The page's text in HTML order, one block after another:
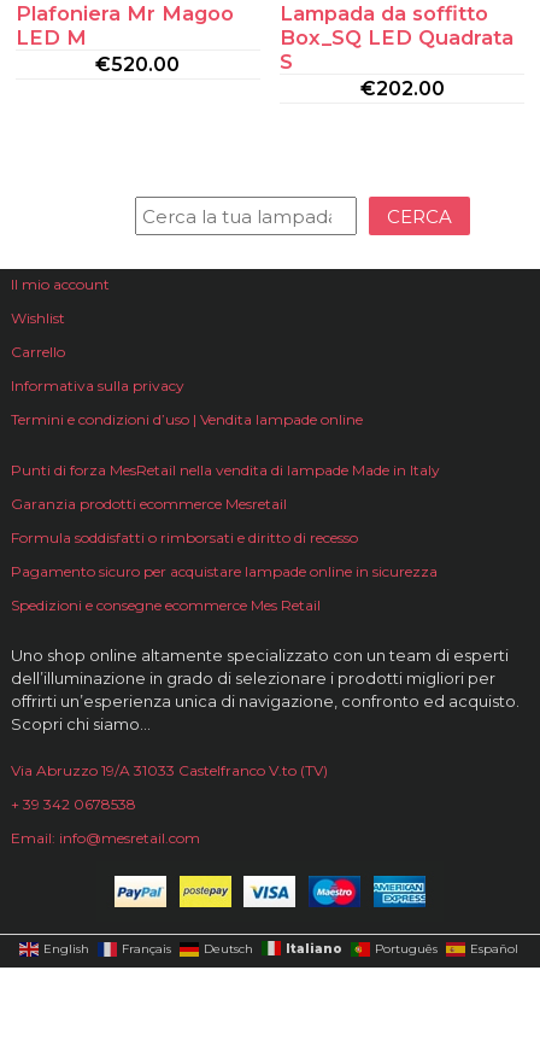
Plafoniera Mr Magoo
LED M
€520.00
Lampada da soffitto
Box_SQ LED Quadrata
S
€202.00
CERCA
Il mio account
Wishlist
Carrello
Informativa sulla privacy
Termini e condizioni d’uso | Vendita lampade online
Punti di forza MesRetail nella vendita di lampade Made in Italy
Garanzia prodotti ecommerce Mesretail
Formula soddisfatti o rimborsati e diritto di recesso
Pagamento sicuro per acquistare lampade online in sicurezza
Spedizioni e consegne ecommerce Mes Retail
Uno shop online altamente specializzato con un team di esperti
dell’illuminazione in grado di selezionare i prodotti migliori per
offrirti un’esperienza unica di navigazione, confronto ed acquisto.
Scopri chi siamo…
Via Abruzzo 19/A 31033 Castelfranco V.to (TV)
+ 39 342 0678538
Email: info@mesretail.com
English Français Deutsch Italiano Português Español